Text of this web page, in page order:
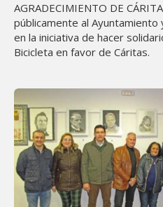
AGRADECIMIENTO DE
públicamente al
en la iniciativa de hacer
Bicicleta en favor de Cáritas.